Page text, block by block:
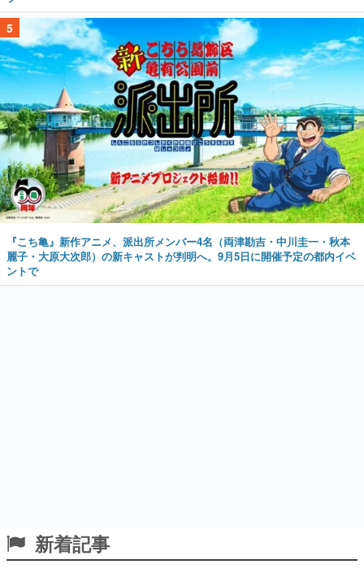
5
『こち亀』新作アニメ、派出所メンバー4名（両津勘吉・中川圭一・秋本
麗子・大原大次郎）の新キャストが判明へ。9月5日に開催予定の都内イベ
ントで
新着記事